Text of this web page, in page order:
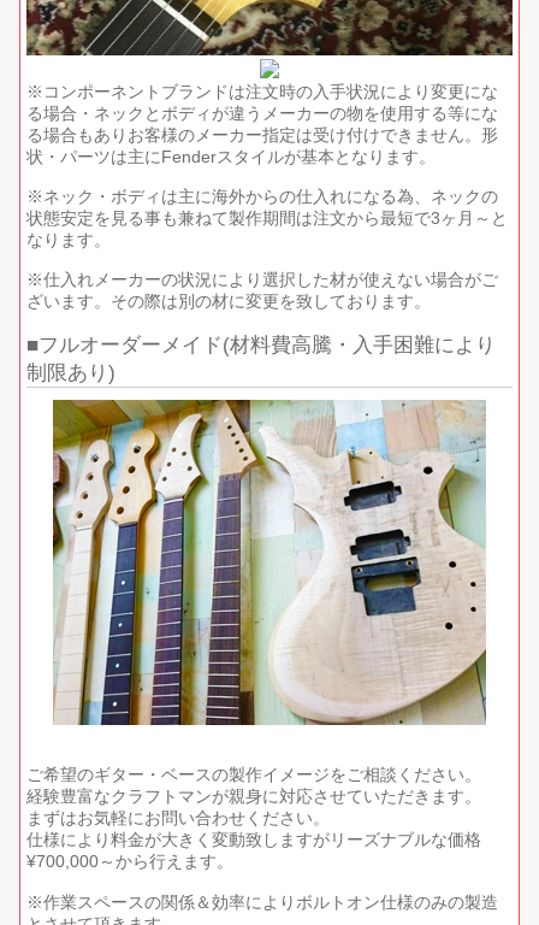
※コンポーネントブランドは注文時の入手状況により変更にな
る場合・ネックとボディが違うメーカーの物を使用する等にな
る場合もありお客様のメーカー指定は受け付けできません。形
状・パーツは主にFenderスタイルが基本となります。
※ネック・ボディは主に海外からの仕入れになる為、ネックの
状態安定を見る事も兼ねて製作期間は注文から最短で3ヶ月～と
なります。
※仕入れメーカーの状況により選択した材が使えない場合がご
ざいます。その際は別の材に変更を致しております。
フルオーダーメイド(材料費高騰・入手困難により
制限あり)
ご希望のギター・ベースの製作イメージをご相談ください。
経験豊富なクラフトマンが親身に対応させていただきます。
まずはお気軽にお問い合わせください。
仕様により料金が大きく変動致しますがリーズナブルな価格
¥700,000～から行えます。
※作業スペースの関係＆効率によりボルトオン仕様のみの製造